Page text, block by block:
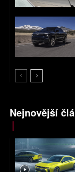
Nejnovější